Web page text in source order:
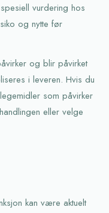
vurdering hos
og nytte før
og blir påvirket
i leveren. Hvis du
som påvirker
eller velge
kan være aktuelt